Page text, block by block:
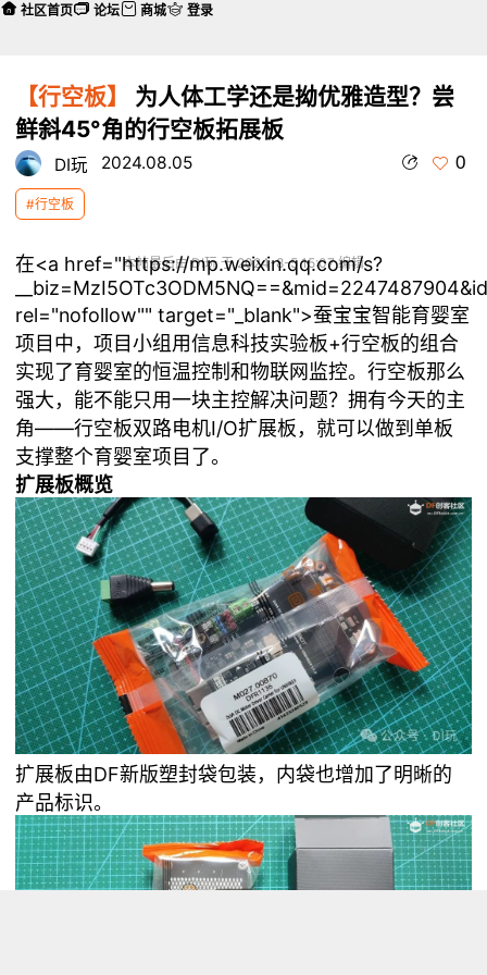
【行空板】
为人体工学还是拗优雅造型？尝
鲜斜45°角的行空板拓展板
DI玩 2024.08.05 0
#行空板
本帖最后由 DI玩 于 2024-8-5 15:07 编辑
在<a href="https://mp.weixin.qq.com/s?
rel="nofollow"" target="_blank">蚕宝宝智能育婴室
项目中，项目小组用信息科技实验板+行空板的组合
实现了育婴室的恒温控制和物联网监控。行空板那么
强大，能不能只用一块主控解决问题？拥有今天的主
角——行空板双路电机I/O扩展板，就可以做到单板
支撑整个育婴室项目了。
扩展板概览
扩展板由DF新版塑封袋包装，内袋也增加了明晰的
产品标识。
社区首页 论坛 商城 登录